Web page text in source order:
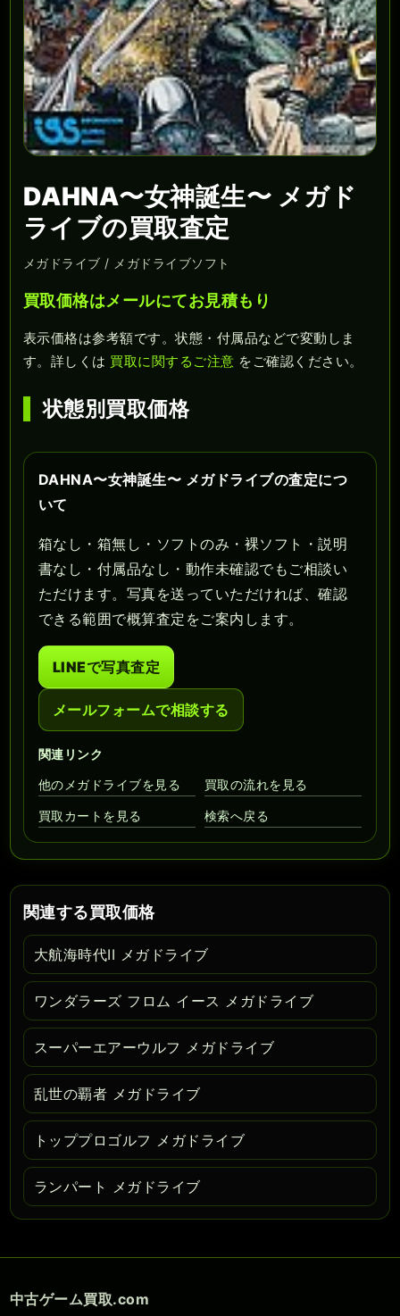
DAHNA〜女神誕生〜 メガド
ライブの買取査定
メガドライブ / メガドライブソフト
買取価格はメールにてお見積もり
表示価格は参考額です。状態・付属品などで変動しま
す。詳しくは 買取に関するご注意 をご確認ください。
状態別買取価格
DAHNA〜女神誕生〜 メガドライブの査定につ
いて
箱なし・箱無し・ソフトのみ・裸ソフト・説明
書なし・付属品なし・動作未確認でもご相談い
ただけます。写真を送っていただければ、確認
できる範囲で概算査定をご案内します。
LINEで写真査定
メールフォームで相談する
関連リンク
他のメガドライブを見る
買取の流れを見る
買取カートを見る 検索へ戻る
関連する買取価格
大航海時代II メガドライブ
ワンダラーズ フロム イース メガドライブ
スーパーエアーウルフ メガドライブ
乱世の覇者 メガドライブ
トッププロゴルフ メガドライブ
ランパート メガドライブ
中古ゲーム買取.com